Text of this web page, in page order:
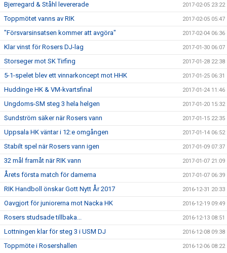
Bjerregard & Ståhl levererade 2017-02-05 23:22
Toppmötet vanns av RIK 2017-02-05 05:47
"Försvarsinsatsen kommer att avgöra" 2017-02-04 06:36
Klar vinst för Rosers DJ-lag 2017-01-30 06:07
Storseger mot SK Tirfing 2017-01-28 22:38
5-1-spelet blev ett vinnarkoncept mot HHK 2017-01-25 06:31
Huddinge HK & VM-kvartsfinal 2017-01-24 11:46
Ungdoms-SM steg 3 hela helgen 2017-01-20 15:32
Sundström säker när Rosers vann 2017-01-15 22:35
Uppsala HK väntar i 12:e omgången 2017-01-14 06:52
Stabilt spel när Rosers vann igen 2017-01-09 07:37
32 mål framåt när RIK vann 2017-01-07 21:09
Årets första match för damerna 2017-01-07 06:39
RIK Handboll önskar Gott Nytt År 2017 2016-12-31 20:33
Oavgjort för juniorerna mot Nacka HK 2016-12-19 09:49
Rosers studsade tillbaka... 2016-12-13 08:51
Lottningen klar för steg 3 i USM DJ 2016-12-08 09:38
Toppmöte i Rosershallen 2016-12-06 08:22